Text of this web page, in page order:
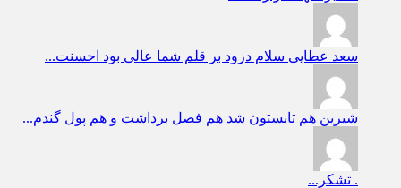
سعد عطایی سلام درود بر قلم شما عالی بود احسنت...
شیرین هم تابستون شد هم فصل برداشت و هم پول گندم...
. تشکر...